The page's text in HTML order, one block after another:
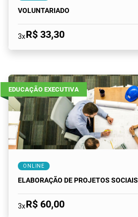
VOLUNTARIADO
3xR$ 33,30
EDUCAÇÃO EXECUTIVA
ONLINE
ELABORAÇÃO DE PROJETOS SOCIAIS
3xR$ 60,00